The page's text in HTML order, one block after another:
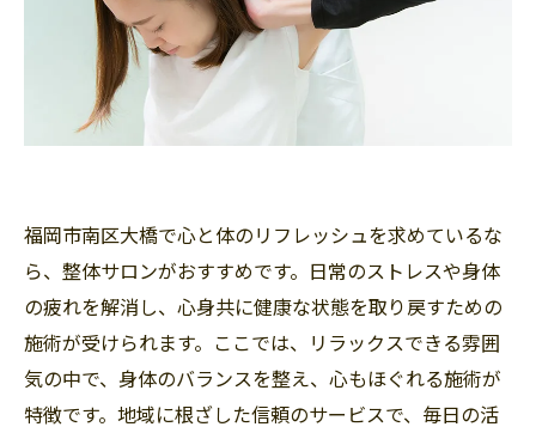
福岡市南区大橋で心と体のリフレッシュを求めているな
ら、整体サロンがおすすめです。日常のストレスや身体
の疲れを解消し、心身共に健康な状態を取り戻すための
施術が受けられます。ここでは、リラックスできる雰囲
気の中で、身体のバランスを整え、心もほぐれる施術が
特徴です。地域に根ざした信頼のサービスで、毎日の活